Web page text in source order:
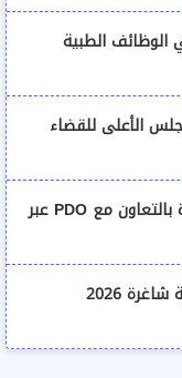
الوظائف الطبية
الأعلى للقضاء
وزارة العمل تعلن عن 89 فرصة عمل جديدة بالتعاون مع PDO عبر